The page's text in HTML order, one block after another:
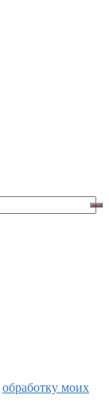
обработку моих